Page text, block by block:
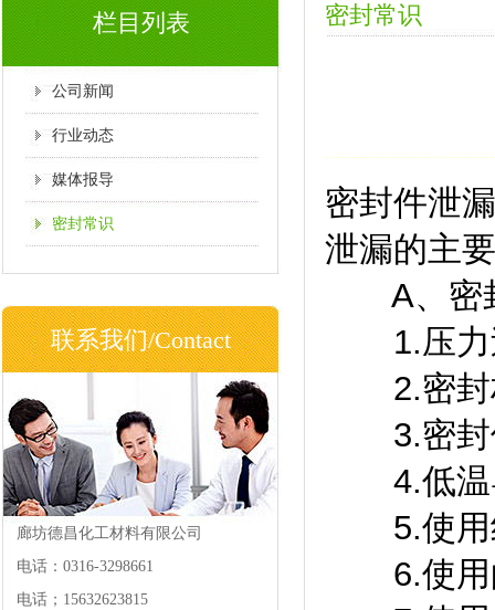
栏目列表
公司新闻
行业动态
媒体报导
密封常识
联系我们/Contact
廊坊德昌化工材料有限公司
电话：0316-3298661
电话；15632623815
密封常识
密封件泄
泄漏的主
A、密
1.压力
2.密封
3.密封件
4.低温
5.使用线
6.使用的